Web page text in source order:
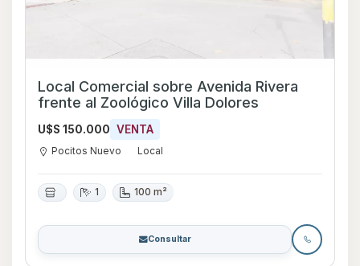
Local Comercial sobre Avenida Rivera
frente al Zoológico Villa Dolores
U$S 150.000 VENTA
Pocitos Nuevo Local
1 100 m²
Consultar